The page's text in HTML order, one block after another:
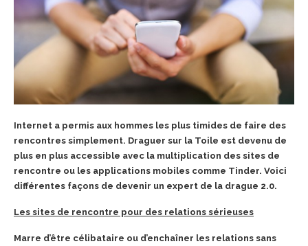
Internet a permis aux hommes les plus timides de faire des
rencontres simplement. Draguer sur la Toile est devenu de
plus en plus accessible avec la multiplication des sites de
rencontre ou les applications mobiles comme Tinder. Voici
différentes façons de devenir un expert de la drague 2.0.
Les sites de rencontre pour des relations sérieuses
Marre d’être célibataire ou d’enchaîner les relations sans